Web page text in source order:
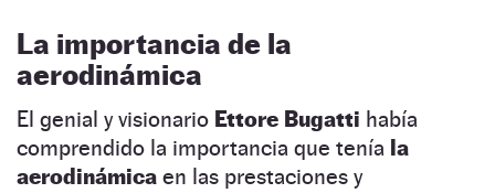
La importancia de la
aerodinámica
El genial y visionario Ettore Bugatti había
comprendido la importancia que tenía la
aerodinámica en las prestaciones y